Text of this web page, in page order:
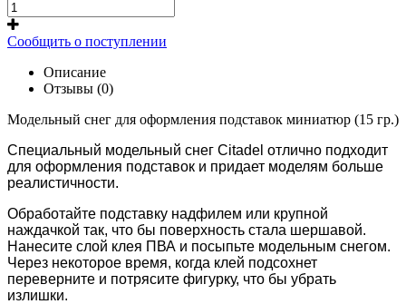
Сообщить о поступлении
Описание
Отзывы (0)
Модельный снег для оформления подставок миниатюр (15 гр.)
Специальный модельный снег Citadel отлично подходит
для оформления подставок и придает моделям больше
реалистичности.
Обработайте подставку надфилем или крупной
наждачкой так, что бы поверхность стала шершавой.
Нанесите слой клея ПВА и посыпьте модельным снегом.
Через некоторое время, когда клей подсохнет
переверните и потрясите фигурку, что бы убрать
излишки.